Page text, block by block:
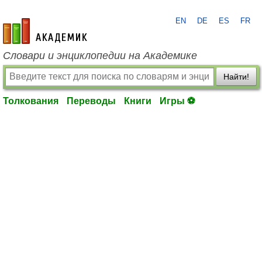
academic.ru
EN DE ES FR
Словари и энциклопедии на Академике
Найти!
Толкования Переводы Книги Игры ⚽